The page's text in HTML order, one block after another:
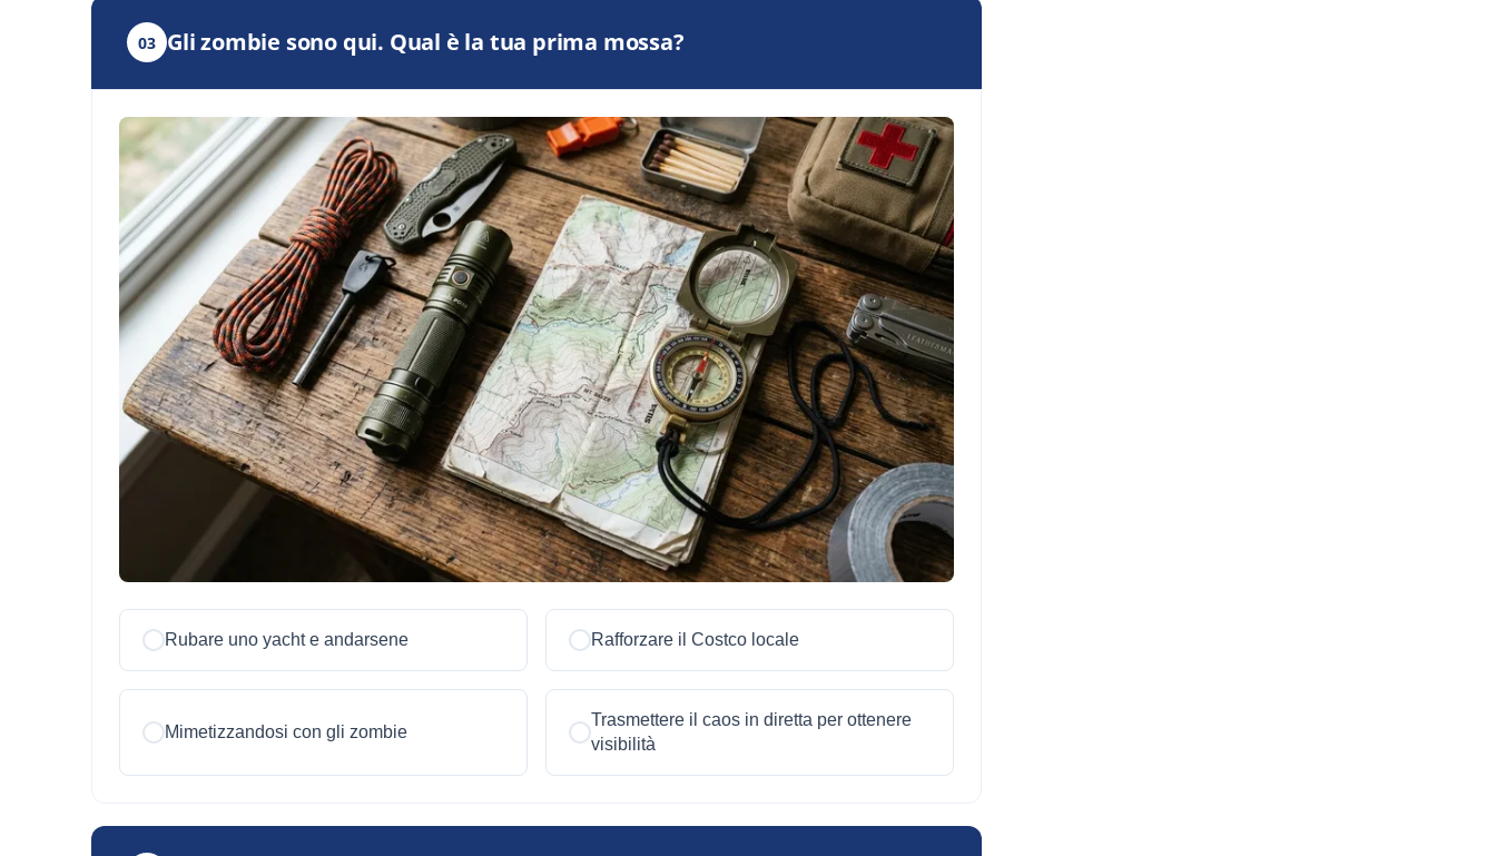
03 Gli zombie sono qui. Qual è la tua prima mossa?
Rubare uno yacht e andarsene Rafforzare il Costco locale
Mimetizzandosi con gli zombie
Trasmettere il caos in diretta per ottenere
visibilità